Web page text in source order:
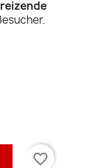
favorite_border